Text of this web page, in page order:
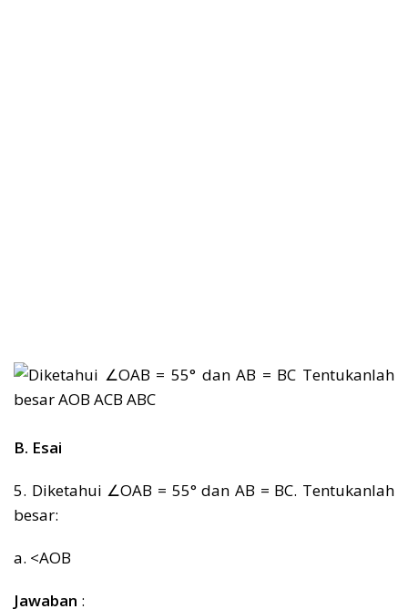
B. Esai
5. Diketahui ∠OAB = 55° dan AB = BC. Tentukanlah
besar:
a. <AOB
Jawaban :